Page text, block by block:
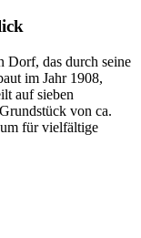
Dorf, das durch seine
im Jahr 1908,
auf sieben
von ca.
für vielfältige